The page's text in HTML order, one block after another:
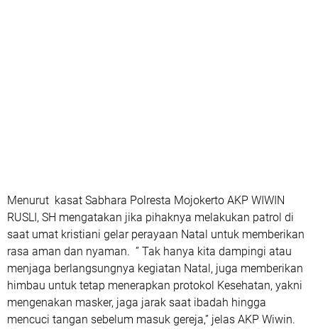
Menurut kasat Sabhara Polresta Mojokerto AKP WIWIN
RUSLI, SH mengatakan jika pihaknya melakukan patrol di
saat umat kristiani gelar perayaan Natal untuk memberikan
rasa aman dan nyaman. ” Tak hanya kita dampingi atau
menjaga berlangsungnya kegiatan Natal, juga memberikan
himbau untuk tetap menerapkan protokol Kesehatan, yakni
mengenakan masker, jaga jarak saat ibadah hingga
mencuci tangan sebelum masuk gereja,” jelas AKP Wiwin.